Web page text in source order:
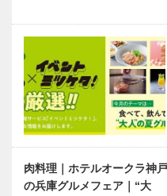
ジア 第32回
｜CLMV訪問
―4か国の最
新動向―
神戸偉人伝外伝 ～知られ
ざる偉業～ （76）後編
水木しげる
肉料理｜ホテルオークラ神戸
の兵庫グルメフェア｜“大